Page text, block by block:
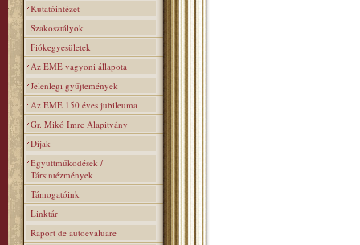
Kutatóintézet
Szakosztályok
Fiókegyesületek
Az EME vagyoni állapota
Jelenlegi gyűjtemények
Az EME 150 éves jubileuma
Gr. Mikó Imre Alapitvány
Díjak
Együttműködések /
Társintézmények
Támogatóink
Linktár
Raport de autoevaluare